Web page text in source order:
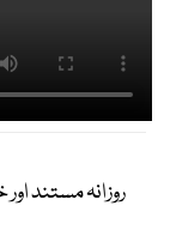
روزانہ مستند